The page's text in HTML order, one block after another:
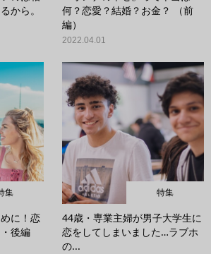
から。
何？恋愛？結婚？お金？ （前
編）
2022.04.01
集
に！恋
後編
特集
44歳・専業主婦が男子大学生に
恋をしてしまいました…ラブホ
の...